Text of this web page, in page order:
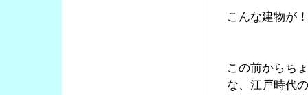
こんな建物が
この前からち
な、江戸時代